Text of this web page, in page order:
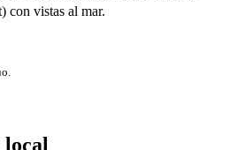
con vistas al mar.
local